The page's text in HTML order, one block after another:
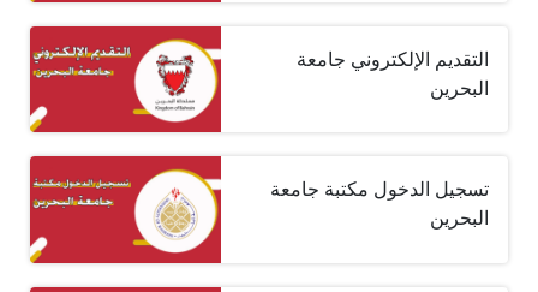
التقديم الإلكتروني جامعة
البحرين
تسجيل الدخول مكتبة جامعة
البحرين